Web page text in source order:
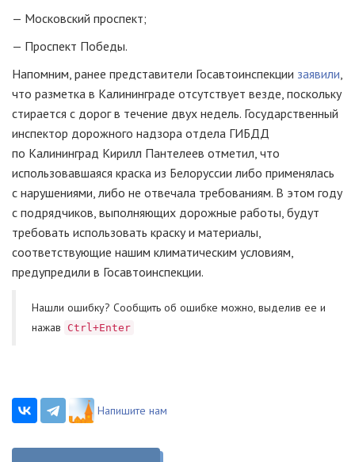
— Московский проспект;
— Проспект Победы.
Напомним, ранее представители Госавтоинспекции заявили,
что разметка в Калининграде отсутствует везде, поскольку
стирается с дорог в течение двух недель. Государственный
инспектор дорожного надзора отдела ГИБДД
по Калининград Кирилл Пантелеев отметил, что
использовавшаяся краска из Белоруссии либо применялась
с нарушениями, либо не отвечала требованиям. В этом году
с подрядчиков, выполняющих дорожные работы, будут
требовать использовать краску и материалы,
соответствующие нашим климатическим условиям,
предупредили в Госавтоинспекции.
Нашли ошибку? Cообщить об ошибке можно, выделив ее и
нажав
Ctrl+Enter
Напишите нам